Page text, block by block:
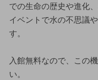
での生命の歴史や進化
イベントで水の不思議
す。
入館無料なので、この
い。